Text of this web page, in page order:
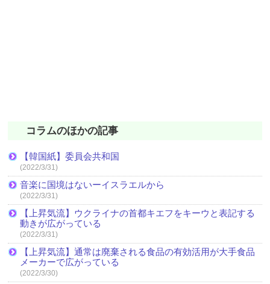
コラムのほかの記事
【韓国紙】委員会共和国
(2022/3/31)
音楽に国境はないーイスラエルから
(2022/3/31)
【上昇気流】ウクライナの首都キエフをキーウと表記する
動きが広がっている
(2022/3/31)
【上昇気流】通常は廃棄される食品の有効活用が大手食品
メーカーで広がっている
(2022/3/30)